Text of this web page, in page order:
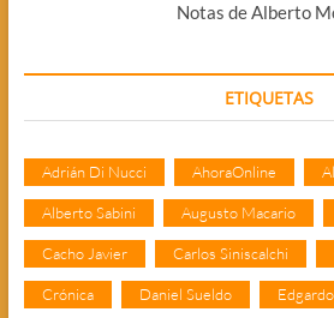
Notas de Alberto
ETIQUETAS
Adrián Di Nucci AhoraOnline
Alberto Sabini Augusto Macario
Cacho Javier Carlos Siniscalchi
Crónica Daniel Sueldo